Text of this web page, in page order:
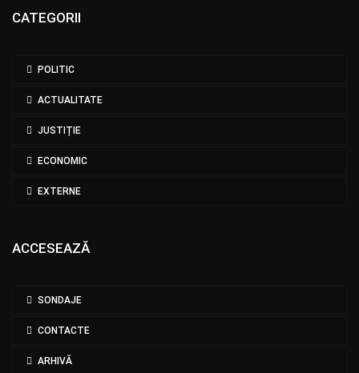
CATEGORII
POLITIC
ACTUALITATE
JUSTIȚIE
ECONOMIC
EXTERNE
ACCESEAZĂ
SONDAJE
CONTACTE
ARHIVĂ